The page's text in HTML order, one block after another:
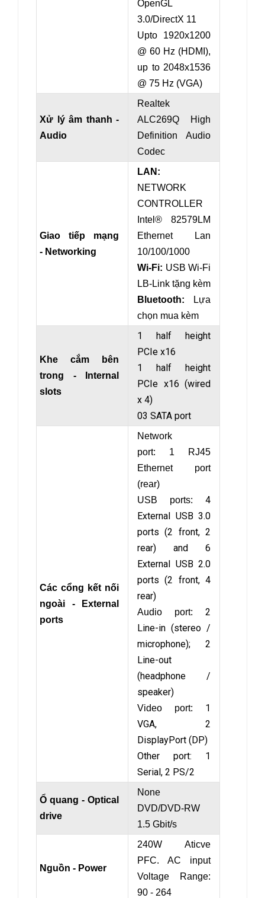
OpenGL
3.0/DirectX 11
Upto 1920x1200
@ 60 Hz (HDMI),
up to 2048x1536
@ 75 Hz (VGA)
Xử lý âm thanh -
Audio
Realtek
ALC269Q High
Definition Audio
Codec
Giao tiếp mạng
- Networking
LAN:
NETWORK
CONTROLLER
Intel® 82579LM
Ethernet Lan
10/100/1000
Wi-Fi: USB Wi-Fi
LB-Link tặng kèm
Bluetooth: Lựa
chọn mua kèm
Khe cắm bên
trong - Internal
slots
1 half height
PCIe x16
1 half height
PCIe x16 (wired
x 4)
03 SATA port
Các cổng kết nối
ngoài - External
ports
Network
port: 1 RJ45
Ethernet port
(rear)
USB ports: 4
External USB 3.0
ports (2 front, 2
rear) and 6
External USB 2.0
ports (2 front, 4
rear)
Audio port: 2
Line-in (stereo /
microphone); 2
Line-out
(headphone /
speaker)
Video port: 1
VGA, 2
DisplayPort (DP)
Other port: 1
Serial, 2 PS/2
Ổ quang - Optical
drive
None
DVD/DVD-RW
1.5 Gbit/s
Nguồn - Power
240W Aticve
PFC. AC input
Voltage Range:
90 - 264